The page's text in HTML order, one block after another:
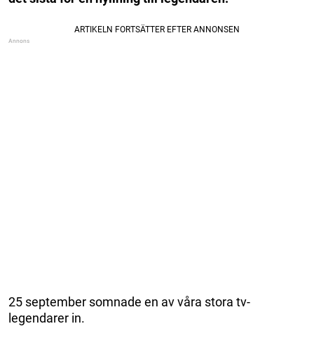
25 september somnade en av våra stora tv-
legendarer in.